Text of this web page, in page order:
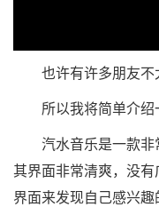
也许有许多朋友不
所以我将简单介绍
汽水音乐是一款非
其界面非常清爽，没
界面来发现自己感兴趣